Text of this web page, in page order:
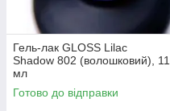
Гель-лак GLOSS Lilac
Shadow 802 (волошковий), 11
мл
Готово до відправки